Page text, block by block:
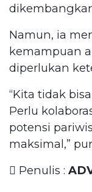
Namun, ia
kemampuan
diperlukan
“Kita tidak
Perlu
potensi
maksimal,”
Penulis :